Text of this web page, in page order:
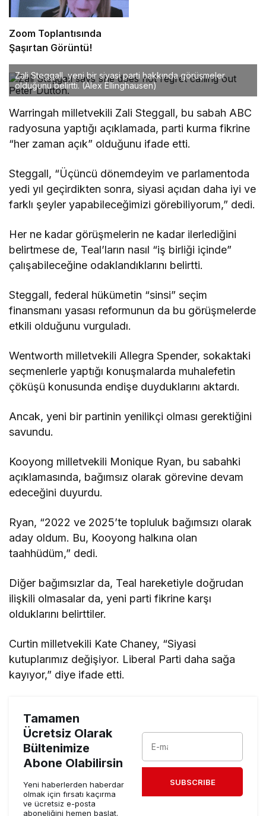
Zoom Toplantısında
Şaşırtan Görüntü!
Zali Steggall, yeni bir siyasi parti hakkında görüşmeler
olduğunu belirtti. (Alex Ellinghausen)
Warringah milletvekili Zali Steggall, bu sabah ABC
radyosuna yaptığı açıklamada, parti kurma fikrine
“her zaman açık” olduğunu ifade etti.
Steggall, “Üçüncü dönemdeyim ve parlamentoda
yedi yıl geçirdikten sonra, siyasi açıdan daha iyi ve
farklı şeyler yapabileceğimizi görebiliyorum,” dedi.
Her ne kadar görüşmelerin ne kadar ilerlediğini
belirtmese de, Teal’ların nasıl “iş birliği içinde”
çalışabileceğine odaklandıklarını belirtti.
Steggall, federal hükümetin “sinsi” seçim
finansmanı yasası reformunun da bu görüşmelerde
etkili olduğunu vurguladı.
Wentworth milletvekili Allegra Spender, sokaktaki
seçmenlerle yaptığı konuşmalarda muhalefetin
çöküşü konusunda endişe duyduklarını aktardı.
Ancak, yeni bir partinin yenilikçi olması gerektiğini
savundu.
Kooyong milletvekili Monique Ryan, bu sabahki
açıklamasında, bağımsız olarak görevine devam
edeceğini duyurdu.
Ryan, “2022 ve 2025’te topluluk bağımsızı olarak
aday oldum. Bu, Kooyong halkına olan
taahhüdüm,” dedi.
Diğer bağımsızlar da, Teal hareketiyle doğrudan
ilişkili olmasalar da, yeni parti fikrine karşı
olduklarını belirttiler.
Curtin milletvekili Kate Chaney, “Siyasi
kutuplarımız değişiyor. Liberal Parti daha sağa
kayıyor,” diye ifade etti.
Tamamen
Ücretsiz Olarak
Bültenimize
Abone Olabilirsin
Yeni haberlerden haberdar
olmak için fırsatı kaçırma
ve ücretsiz e-posta
aboneliğini hemen başlat.
SUBSCRIBE